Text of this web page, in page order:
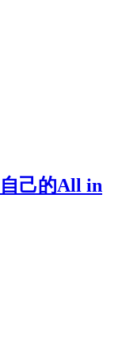
己的All in